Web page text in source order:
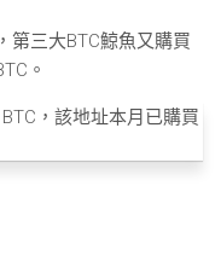
第三大BTC鯨魚又購買
。